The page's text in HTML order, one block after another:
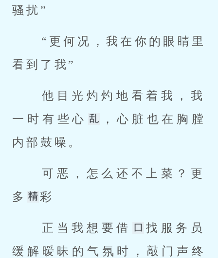
骚扰”
看到了我”
一时有些心
，心脏也在胸膛
内部鼓噪。
多
彩
正当我想要借
找服务员
缓解暧昧的气氛时，敲门声终